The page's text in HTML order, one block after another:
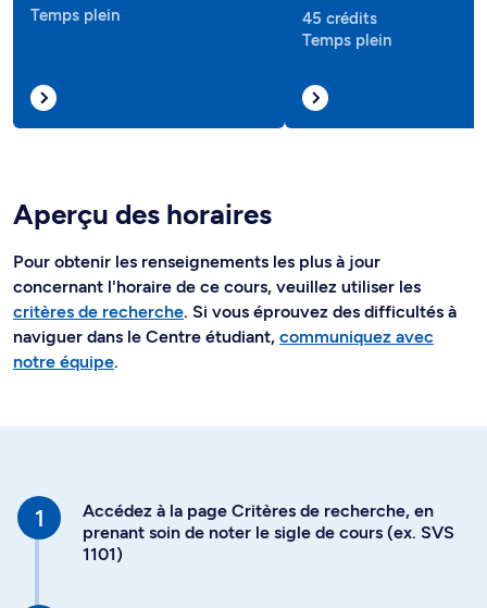
Temps plein
45 crédits
Temps plein
Aperçu des horaires
Pour obtenir les renseignements les plus à jour
concernant l'horaire de ce cours, veuillez utiliser les
critères de recherche. Si vous éprouvez des difficultés à
naviguer dans le Centre étudiant, communiquez avec
notre équipe.
Accédez à la page Critères de recherche, en
prenant soin de noter le sigle de cours (ex. SVS
1101)